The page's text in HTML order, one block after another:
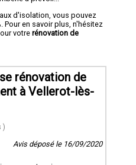
d'isolation, vous pouvez
Pour en savoir plus, n'hésitez
votre rénovation de
rénovation de
à Vellerot-lès-
)
Avis déposé le 16/09/2020